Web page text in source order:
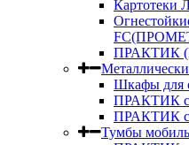
Картотеки
ПРАКТИК
Шкафы для
ПРАКТИК
ПРАКТИК
Тумбы